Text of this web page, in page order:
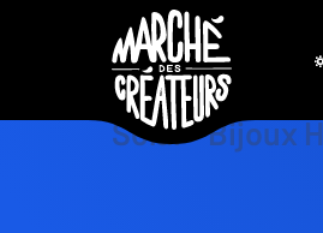
Solal – Bijoux